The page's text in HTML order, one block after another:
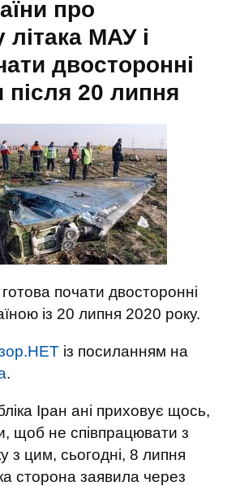
про
МАУ і
двосторонні
після 20 липня
почати двосторонні
із 20 липня 2020 року.
із посиланням на
.
Іран ані приховує щось,
щоб не співпрацювати з
з цим, сьогодні, 8 липня
сторона заявила через